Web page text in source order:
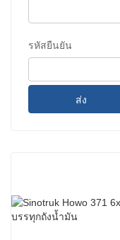
รหัสยืนยัน
ส่ง